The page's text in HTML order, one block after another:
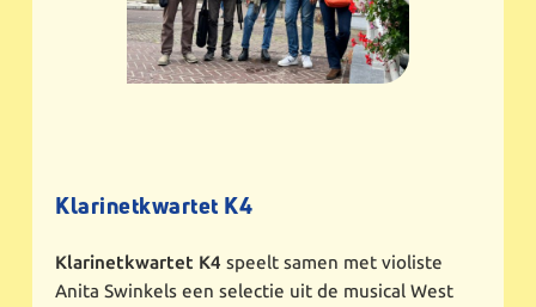
Klarinetkwartet K4
Klarinetkwartet K4speelt samen met violiste
Anita Swinkels een selectie uit de musical West